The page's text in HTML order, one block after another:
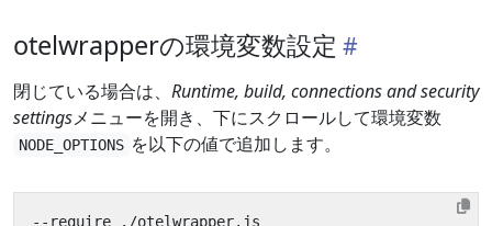
otelwrapperの環境変数設定
閉じている場合は、 Runtime, build, connections and security
settingsメニューを開き、下にスクロールして環境変数
NODE_OPTIONS を以下の値で追加します。